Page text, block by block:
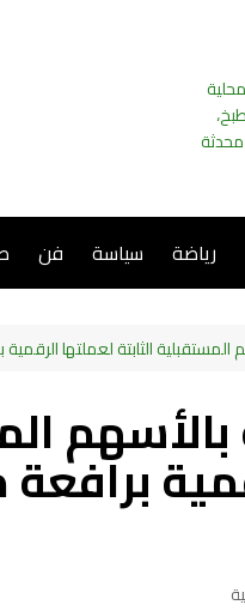
محدثة
رياضة سياسة فن
الثابتة لعملتها الرقمية